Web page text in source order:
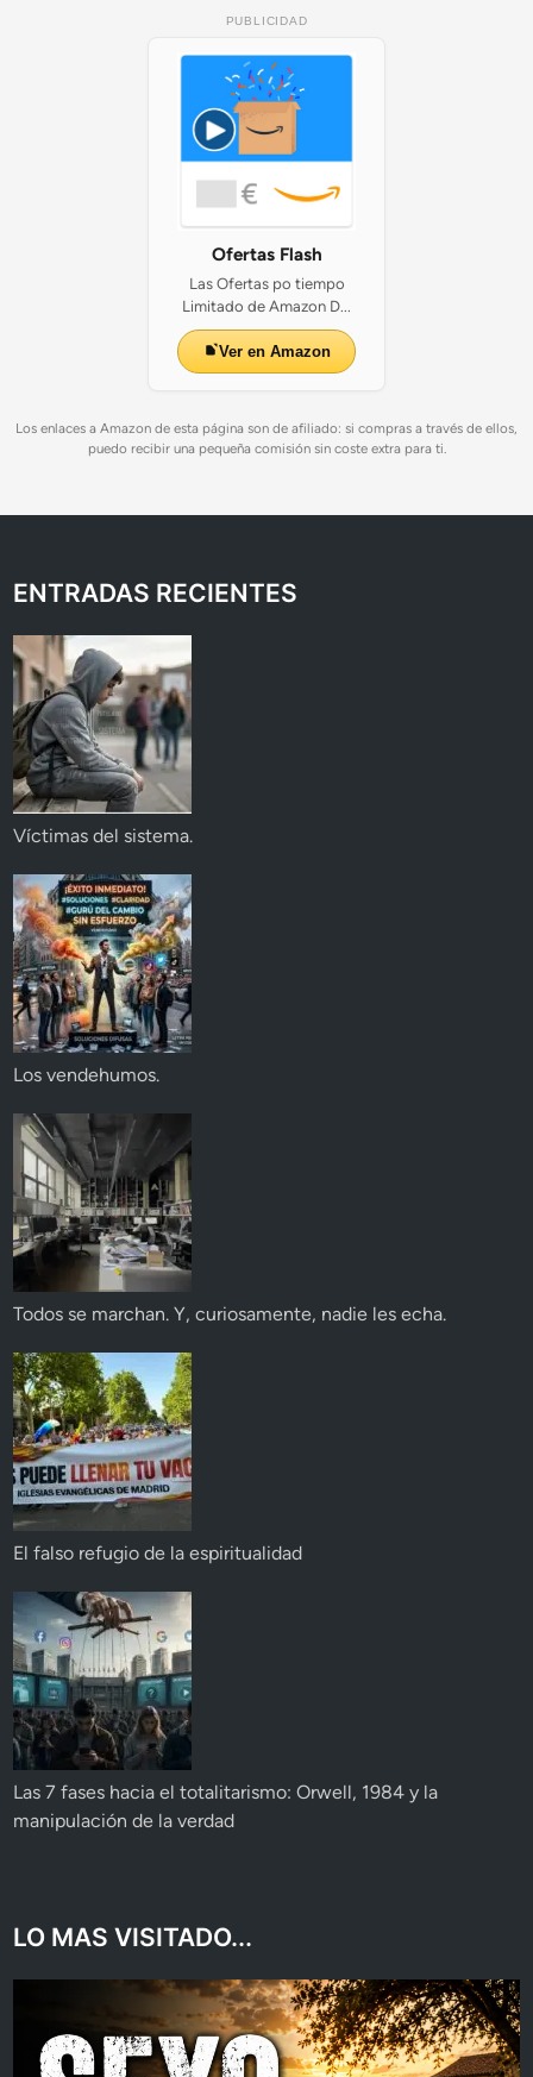
PUBLICIDAD
Ofertas Flash
Las Ofertas po tiempo
Limitado de Amazon D...
Ver en Amazon
Los enlaces a Amazon de esta página son de afiliado: si compras a través de ellos,
puedo recibir una pequeña comisión sin coste extra para ti.
ENTRADAS RECIENTES
Víctimas del sistema.
Los vendehumos.
Todos se marchan. Y, curiosamente, nadie les echa.
El falso refugio de la espiritualidad
Las 7 fases hacia el totalitarismo: Orwell, 1984 y la
manipulación de la verdad
LO MAS VISITADO...